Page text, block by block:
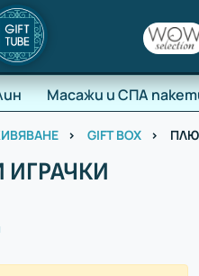
Масажи и СПА
GIFT BOX
преживявания